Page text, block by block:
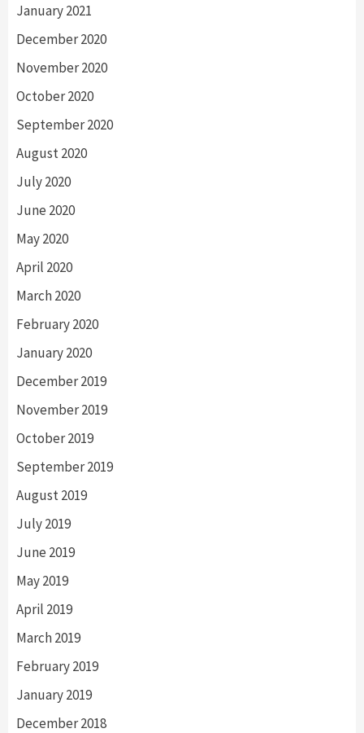
January 2021
December 2020
November 2020
October 2020
September 2020
August 2020
July 2020
June 2020
May 2020
April 2020
March 2020
February 2020
January 2020
December 2019
November 2019
October 2019
September 2019
August 2019
July 2019
June 2019
May 2019
April 2019
March 2019
February 2019
January 2019
December 2018